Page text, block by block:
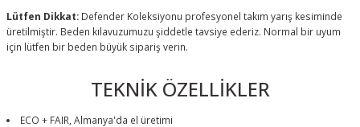
Lütfen Dikkat: Defender Koleksiyonu profesyonel takım yarış kesiminde
üretilmiştir. Beden kılavuzumuzu şiddetle tavsiye ederiz. Normal bir uyum
için lütfen bir beden büyük sipariş verin.
TEKNİK ÖZELLİKLER
ECO + FAIR, Almanya'da el üretimi